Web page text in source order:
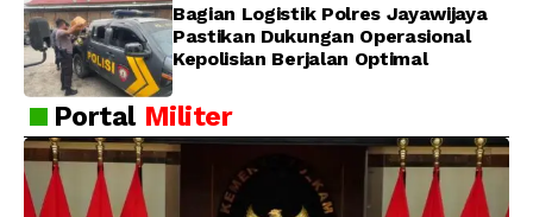
Bagian Logistik Polres Jayawijaya
Pastikan Dukungan Operasional
Kepolisian Berjalan Optimal
Portal Militer